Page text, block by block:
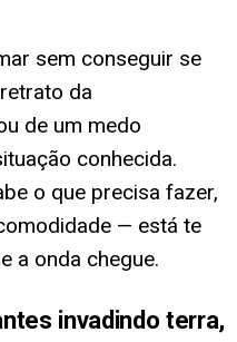
sem conseguir se
da
de um medo
conhecida.
o que precisa fazer,
— está te
a onda chegue.
invadindo terra,